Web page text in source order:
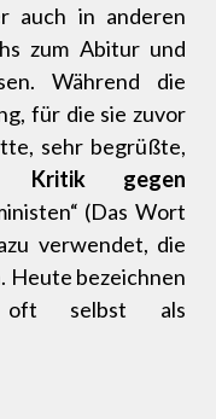
auch in anderen
zum Abitur und
Während die
für die sie zuvor
sehr begrüßte,
Kritik gegen
(Das Wort
verwendet, die
Heute bezeichnen
oft selbst als